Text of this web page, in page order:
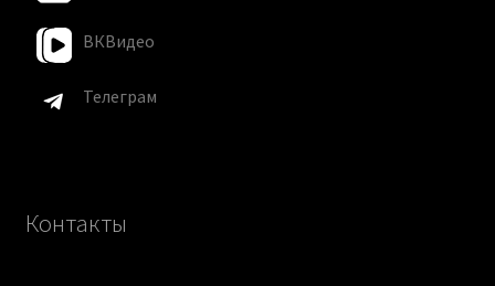
ВКВидео
Телеграм
Контакты